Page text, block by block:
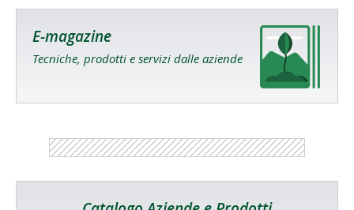
E-magazine
Tecniche, prodotti e servizi dalle aziende